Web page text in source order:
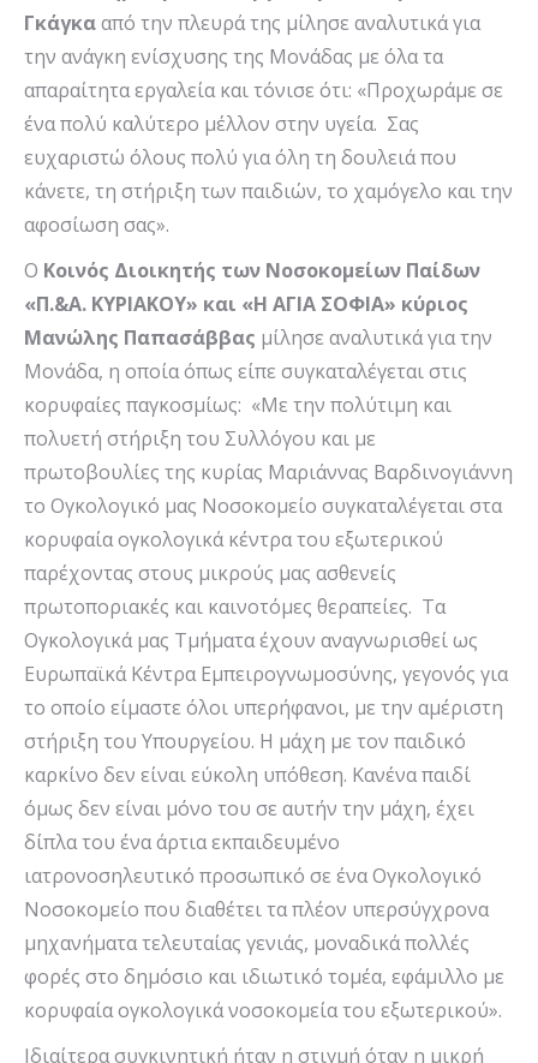
Γκάγκααπό την πλευρά της μίλησε αναλυτικά για
την ανάγκη ενίσχυσης της Μονάδας με όλα τα
απαραίτητα εργαλεία και τόνισε ότι: «Προχωράμε σε
ένα πολύ καλύτερο μέλλον στην υγεία. Σας
ευχαριστώ όλους πολύ για όλη τη δουλειά που
κάνετε, τη στήριξη των παιδιών, το χαμόγελο και την
αφοσίωση σας».
Ο Κοινός Διοικητής των Νοσοκομείων Παίδων
«Π.&Α. ΚΥΡΙΑΚΟΥ» και «Η ΑΓΙΑ ΣΟΦΙΑ» κύριος
Μανώλης Παπασάββας μίλησε αναλυτικά για την
Μονάδα, η οποία όπως είπε συγκαταλέγεται στις
κορυφαίες παγκοσμίως: «Με την πολύτιμη και
πολυετή στήριξη του Συλλόγου και με
πρωτοβουλίες της κυρίας Μαριάννας Βαρδινογιάννη
το Ογκολογικό μας Νοσοκομείο συγκαταλέγεται στα
κορυφαία ογκολογικά κέντρα του εξωτερικού
παρέχοντας στους μικρούς μας ασθενείς
πρωτοποριακές και καινοτόμες θεραπείες. Τα
Ογκολογικά μας Τμήματα έχουν αναγνωρισθεί ως
Ευρωπαϊκά Κέντρα Εμπειρογνωμοσύνης, γεγονός για
το οποίο είμαστε όλοι υπερήφανοι, με την αμέριστη
στήριξη του Υπουργείου. Η μάχη με τον παιδικό
καρκίνο δεν είναι εύκολη υπόθεση. Κανένα παιδί
όμως δεν είναι μόνο του σε αυτήν την μάχη, έχει
δίπλα του ένα άρτια εκπαιδευμένο
ιατρονοσηλευτικό προσωπικό σε ένα Ογκολογικό
Νοσοκομείο που διαθέτει τα πλέον υπερσύγχρονα
μηχανήματα τελευταίας γενιάς, μοναδικά πολλές
φορές στο δημόσιο και ιδιωτικό τομέα, εφάμιλλο με
κορυφαία ογκολογικά νοσοκομεία του εξωτερικού».
Ιδιαίτερα συγκινητική ήταν η στιγμή όταν η μικρή